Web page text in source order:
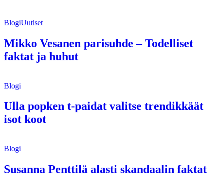
BlogiUutiset
Mikko Vesanen parisuhde – Todelliset
faktat ja huhut
Blogi
Ulla popken t-paidat valitse trendikkäät
isot koot
Blogi
Susanna Penttilä alasti skandaalin faktat